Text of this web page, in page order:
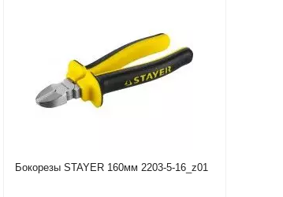
Бокорезы STAYER 160мм 2203-5-16_z01